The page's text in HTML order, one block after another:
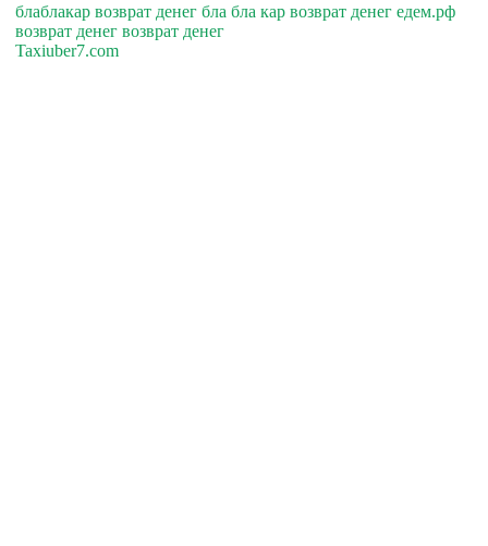
блаблакар возврат денег бла бла кар возврат денег едем.рф
возврат денег возврат денег
Taxiuber7.com